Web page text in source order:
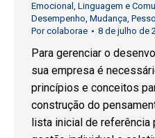
Emocional , Linguagem e
Desempenho, Mudança,
Porcolaborae 8 de julho de
Para gerenciar o
sua empresa é
princípios e conceitos
construção do
lista inicial de referência